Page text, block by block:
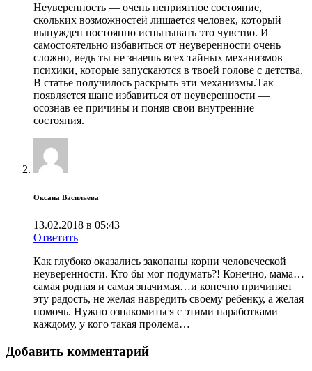
Неуверенность — очень неприятное состояние,
скольких возможностей лишается человек, который
вынужден постоянно испытывать это чувство. И
самостоятельно избавиться от неуверенности очень
сложно, ведь ты не знаешь всех тайных механизмов
психики, которые запускаются в твоей голове с детства.
В статье получилось раскрыть эти механизмы.Так
появляется шанс избавиться от неуверенности —
осознав ее причины и поняв свои внутренние
состояния.
Оксана Васильева
13.02.2018 в 05:43
Ответить
Как глубоко оказались закопаны корни человеческой
неуверенности. Кто бы мог подумать?! Конечно, мама…
самая родная и самая значимая…и конечно причиняет
эту радость, не желая навредить своему ребенку, а желая
помочь. Нужно ознакомиться с этими наработками
каждому, у кого такая пролема…
Добавить комментарий